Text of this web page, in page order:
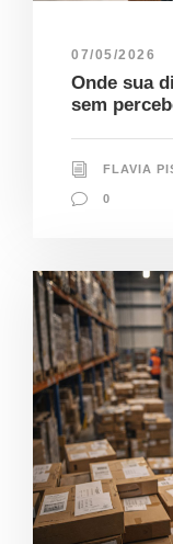
07/05/2026
Onde sua
sem
FLAVIA
0